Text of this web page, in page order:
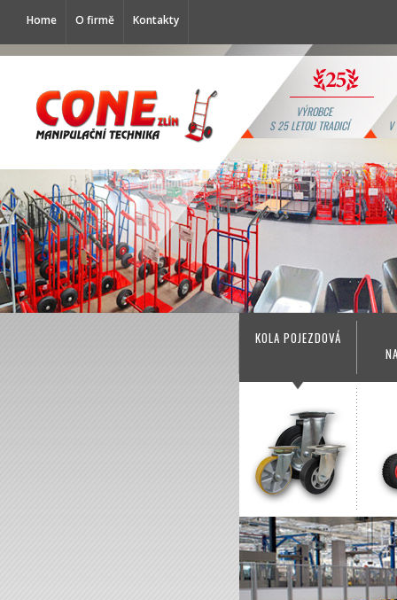
Home O firmě Kontakty
VÝROBCE
S 25 LETOU TRADICÍ
KOLA POJEZDOVÁ